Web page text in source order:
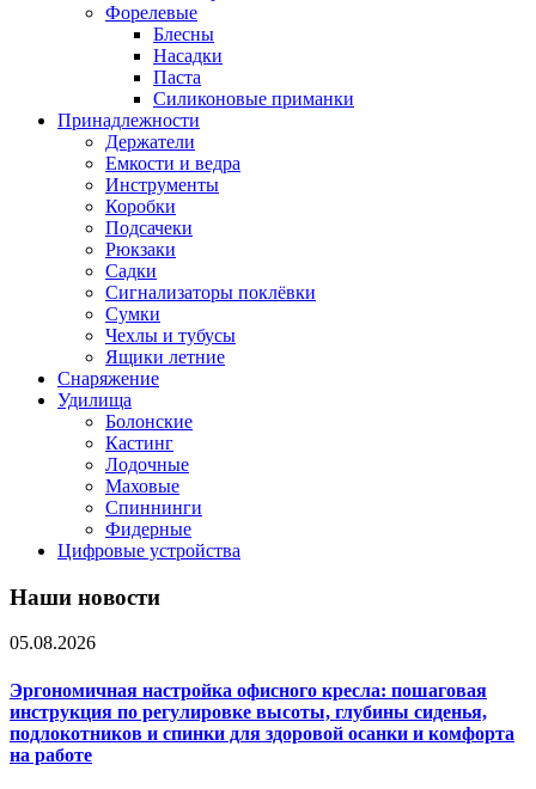
Форелевые
Блесны
Насадки
Паста
Силиконовые приманки
Принадлежности
Держатели
Емкости и ведра
Инструменты
Коробки
Подсачеки
Рюкзаки
Садки
Сигнализаторы поклёвки
Сумки
Чехлы и тубусы
Ящики летние
Снаряжение
Удилища
Болонские
Кастинг
Лодочные
Маховые
Спиннинги
Фидерные
Цифровые устройства
Наши новости
05.08.2026
Эргономичная настройка офисного кресла: пошаговая
инструкция по регулировке высоты, глубины сиденья,
подлокотников и спинки для здоровой осанки и комфорта
на работе